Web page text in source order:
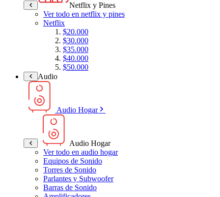
Netflix y Pines
Ver todo en netflix y pines
Netflix
$20.000
$30.000
$35.000
$40.000
$50.000
Audio
Audio Hogar
Audio Hogar
Ver todo en audio hogar
Equipos de Sonido
Torres de Sonido
Parlantes y Subwoofer
Barras de Sonido